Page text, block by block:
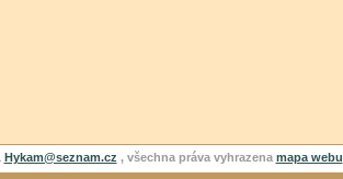
Hykam@seznam.cz , všechna práva vyhrazena mapa webu